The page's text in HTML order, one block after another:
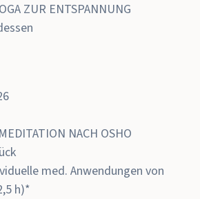
ZUR ENTSPANNUNG
NACH OSHO
med. Anwendungen von
h)*